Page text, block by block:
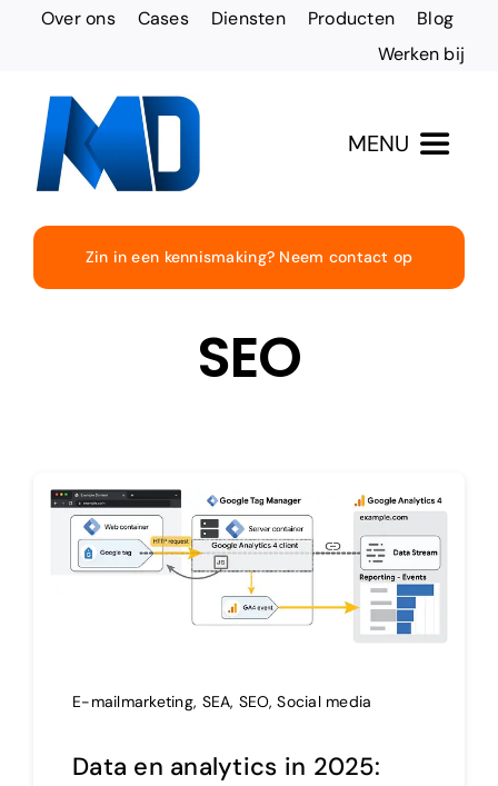
Over ons Cases Diensten Producten
Blog
Werken bij
MENU
Totaaloplossingen
Online vindbaarheid
Adverteren
Zin in een kennismaking? Neem contact op
SEO
E-mailmarketing, SEA, SEO,Social media
Data en analytics in 2025: